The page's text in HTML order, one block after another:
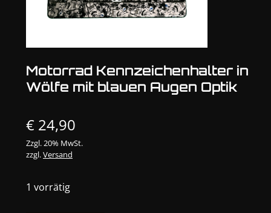
Motorrad Kennzeichenhalter in
Wölfe mit blauen Augen Optik
€ 24,90
Zzgl. 20% MwSt.
zzgl.Versand
1 vorrätig